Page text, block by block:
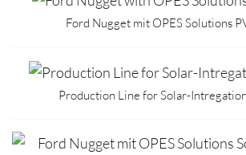
Ford Nugget mit OPES Solutions
Production Line for Solar-